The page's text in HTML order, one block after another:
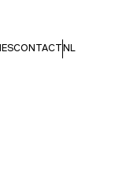
CONTACT NL